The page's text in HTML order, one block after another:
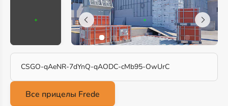
CSGO-qAeNR-7dYnQ-qAODC-cMb95-OwUrC